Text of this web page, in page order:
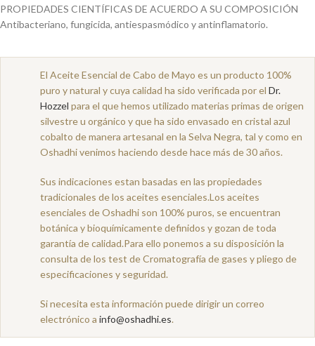
PROPIEDADES CIENTÍFICAS DE ACUERDO A SU COMPOSICIÓN
Antibacteriano, fungicida, antiespasmódico y antinflamatorio.
El Aceite Esencial de Cabo de Mayo es un producto 100%
puro y natural y cuya calidad ha sido verificada por el Dr.
Hozzel para el que hemos utilizado materias primas de origen
silvestre u orgánico y que ha sido envasado en cristal azul
cobalto de manera artesanal en la Selva Negra, tal y como en
Oshadhi venimos haciendo desde hace más de 30 años.
Sus indicaciones estan basadas en las propiedades
tradicionales de los aceites esenciales.Los aceites
esenciales de Oshadhi son 100% puros, se encuentran
botánica y bioquímicamente definidos y gozan de toda
garantía de calidad.Para ello ponemos a su disposición la
consulta de los test de Cromatografía de gases y pliego de
especificaciones y seguridad.
Si necesita esta información puede dirigir un correo
electrónico a info@oshadhi.es.